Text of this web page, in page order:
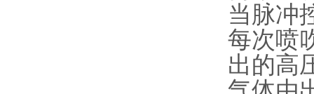
当脉冲
每次喷
出的高